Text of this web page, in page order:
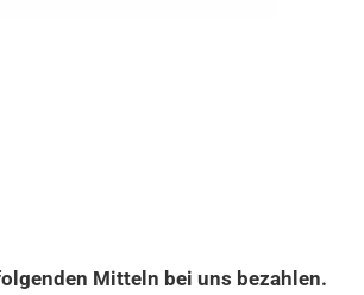
Mitteln bei uns bezahlen.